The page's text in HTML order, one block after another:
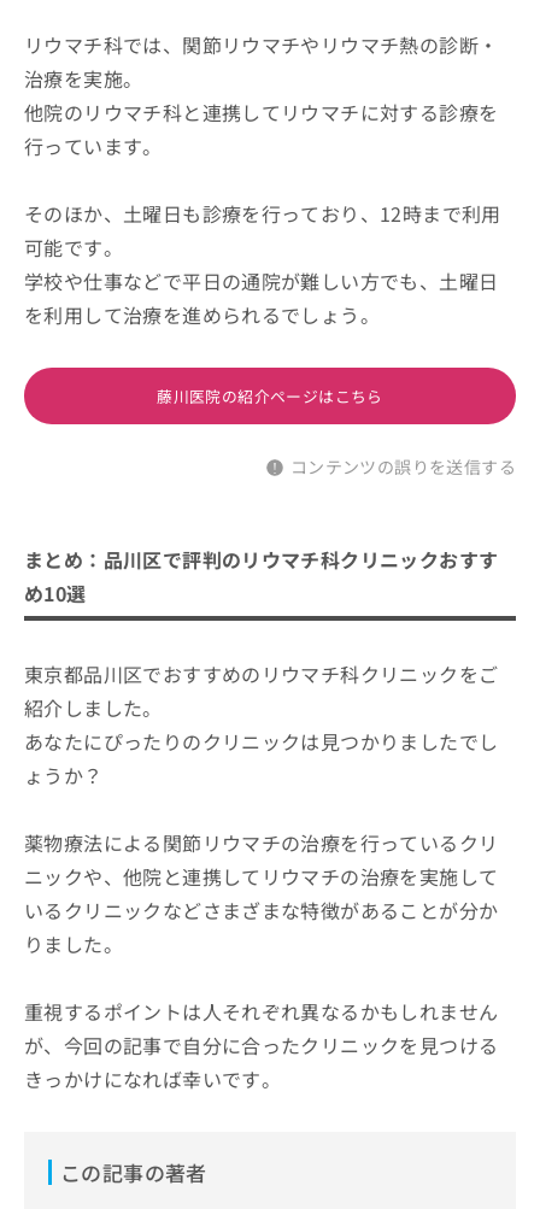
リウマチ科では、関節リウマチやリウマチ熱の診断・
治療を実施。
他院のリウマチ科と連携してリウマチに対する診療を
行っています。
そのほか、土曜日も診療を行っており、12時まで利用
可能です。
学校や仕事などで平日の通院が難しい方でも、土曜日
を利用して治療を進められるでしょう。
藤川医院の紹介ページはこちら
コンテンツの誤りを送信する
まとめ：品川区で評判のリウマチ科クリニックおすす
め10選
東京都品川区でおすすめのリウマチ科クリニックをご
紹介しました。
あなたにぴったりのクリニックは見つかりましたでし
ょうか？
薬物療法による関節リウマチの治療を行っているクリ
ニックや、他院と連携してリウマチの治療を実施して
いるクリニックなどさまざまな特徴があることが分か
りました。
重視するポイントは人それぞれ異なるかもしれません
が、今回の記事で自分に合ったクリニックを見つける
きっかけになれば幸いです。
この記事の著者